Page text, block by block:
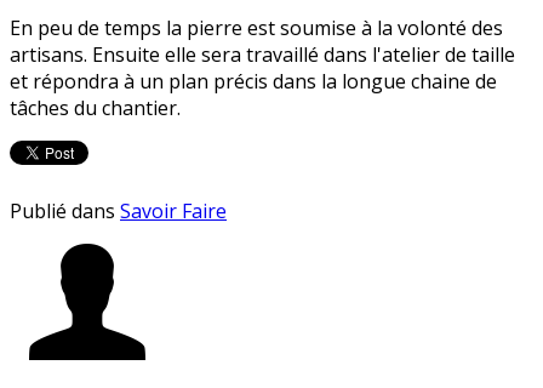
En peu de temps la pierre est soumise à la volonté des
artisans. Ensuite elle sera travaillé dans l'atelier de taille
et répondra à un plan précis dans la longue chaine de
tâches du chantier.
Publié dans Savoir Faire